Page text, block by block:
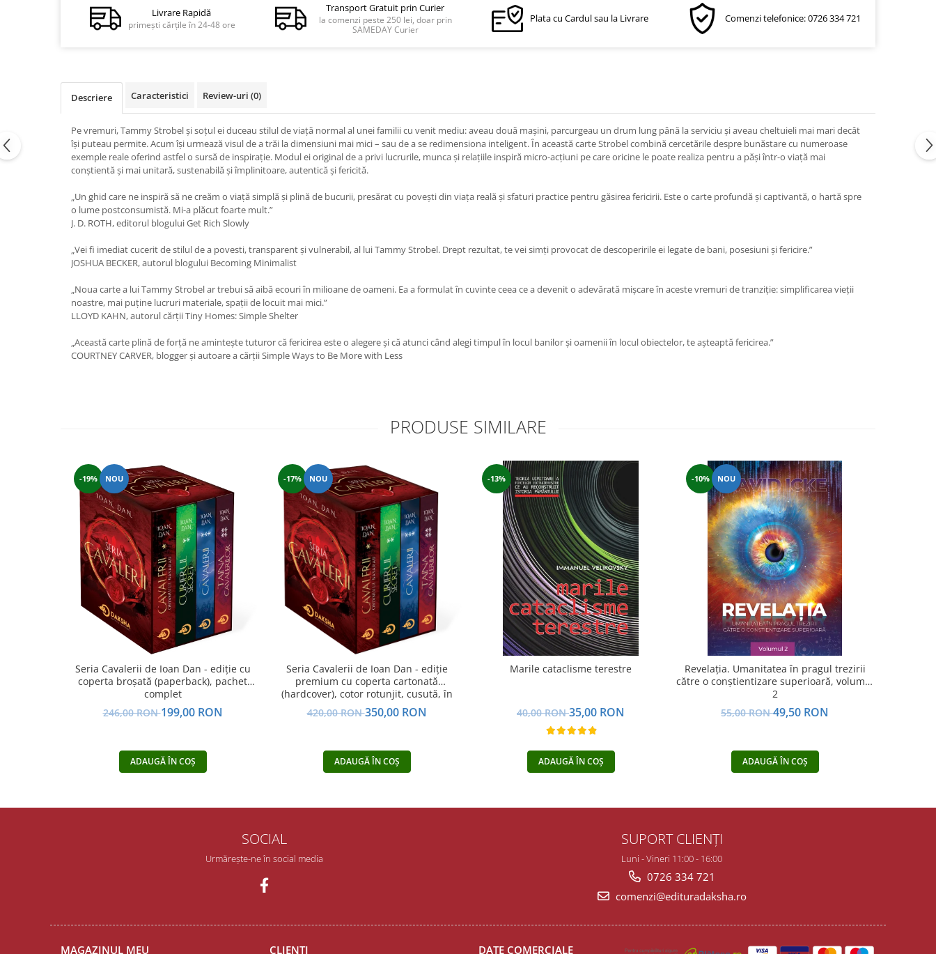
Psihologie practică
Lumea îngerilor
Inspiraţie divină
Vindecare spirituală
Viaţa de după moarte
Supă de pui pentru suflet
Livrare Rapidă
primești cărțile în 24-48 ore
Transport Gratuit prin Curier
la comenzi peste 250 lei, doar prin
SAMEDAY Curier
Plata cu Cardul sau la Livrare Comenzi telefonice: 0726 334 721
Descriere Caracteristici Review-uri (0)
Pe vremuri, Tammy Strobel şi soţul ei duceau stilul de viaţă normal al unei familii cu venit mediu: aveau două maşini, parcurgeau un drum lung până la serviciu şi aveau cheltuieli mai mari decât
îşi puteau permite. Acum îşi urmează visul de a trăi la dimensiuni mai mici – sau de a se redimensiona inteligent. În această carte Strobel combină cercetările despre bunăstare cu numeroase
exemple reale oferind astfel o sursă de inspiraţie. Modul ei original de a privi lucrurile, munca şi relaţiile inspiră micro-acţiuni pe care oricine le poate realiza pentru a păşi într-o viaţă mai
conştientă şi mai unitară, sustenabilă şi împlinitoare, autentică şi fericită.
„Un ghid care ne inspiră să ne creăm o viaţă simplă şi plină de bucurii, presărat cu poveşti din viaţa reală şi sfaturi practice pentru găsirea fericirii. Este o carte profundă şi captivantă, o hartă spre
o lume postconsumistă. Mi-a plăcut foarte mult.”
J. D. ROTH, editorul blogului Get Rich Slowly
„Vei fi imediat cucerit de stilul de a povesti, transparent şi vulnerabil, al lui Tammy Strobel. Drept rezultat, te vei simţi provocat de descoperirile ei legate de bani, posesiuni şi fericire.”
JOSHUA BECKER, autorul blogului Becoming Minimalist
„Noua carte a lui Tammy Strobel ar trebui să aibă ecouri în milioane de oameni. Ea a formulat în cuvinte ceea ce a devenit o adevărată mişcare în aceste vremuri de tranziţie: simplificarea vieţii
noastre, mai puţine lucruri materiale, spaţii de locuit mai mici.”
LLOYD KAHN, autorul cărţii Tiny Homes: Simple Shelter
„Această carte plină de forţă ne aminteşte tuturor că fericirea este o alegere şi că atunci când alegi timpul în locul banilor şi oamenii în locul obiectelor, te aşteaptă fericirea.”
COURTNEY CARVER, blogger şi autoare a cărţii Simple Ways to Be More with Less
PRODUSE SIMILARE
-19% NOU
Seria Cavalerii de Ioan Dan - ediție cu
coperta broșată (paperback), pachet
complet
246,00 RON199,00 RON
ADAUGĂ ÎN COȘ
-17% NOU
Seria Cavalerii de Ioan Dan - ediție
premium cu coperta cartonată
(hardcover), cotor rotunjit, cusută, în
cutie, pachet complet
420,00 RON350,00 RON
ADAUGĂ ÎN COȘ
-13%
Marile cataclisme terestre
40,00 RON35,00 RON
ADAUGĂ ÎN COȘ
-10% NOU
Revelația. Umanitatea în pragul trezirii
către o conştientizare superioară, volumul
2
55,00 RON49,50 RON
ADAUGĂ ÎN COȘ
SOCIAL
Urmărește-ne în social media
SUPORT CLIENȚI
Luni - Vineri 11:00 - 16:00
0726 334 721
comenzi@edituradaksha.ro
MAGAZINUL MEU CLIENȚI DATE COMERCIALE